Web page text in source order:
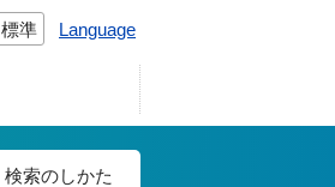
標準 Language
検索のしかた